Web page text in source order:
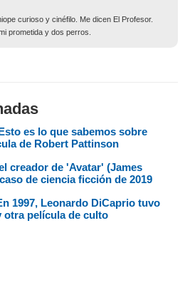
curioso y cinéfilo. Me dicen El Profesor.
prometida y dos perros.
es lo que sabemos sobre
de Robert Pattinson
creador de 'Avatar' (James
de ciencia ficción de 2019
1997, Leonardo DiCaprio tuvo
otra película de culto